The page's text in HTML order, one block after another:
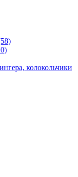
колокольчики